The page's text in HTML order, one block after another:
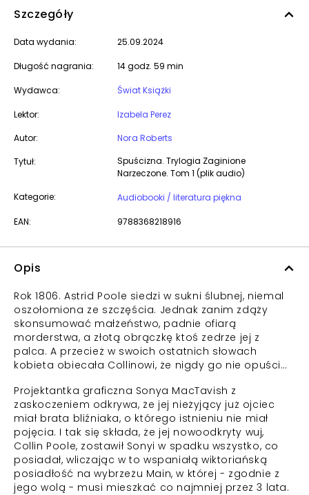
Szczegóły
Data wydania: 25.09.2024
Długość nagrania: 14 godz. 59 min
Wydawca: Świat Książki
Lektor:
Izabela Perez
Autor:
Nora Roberts
Tytuł:
Spuścizna. Trylogia Zaginione
Narzeczone. Tom 1 (plik audio)
Kategorie:
Audiobooki / literatura piękna
EAN: 9788368218916
Opis
Rok 1806. Astrid Poole siedzi w sukni ślubnej, niemal
oszołomiona ze szczęścia. Jednak zanim zdąży
skonsumować małżeństwo, padnie ofiarą
morderstwa, a złotą obrączkę ktoś zedrze jej z
palca. A przecież w swoich ostatnich słowach
kobieta obiecała Collinowi, że nigdy go nie opuści…
Projektantka graficzna Sonya MacTavish z
zaskoczeniem odkrywa, że jej nieżyjący już ojciec
miał brata bliźniaka, o którego istnieniu nie miał
pojęcia. I tak się składa, że jej nowoodkryty wuj,
Collin Poole, zostawił Sonyi w spadku wszystko, co
posiadał, wliczając w to wspaniałą wiktoriańską
posiadłość na wybrzeżu Main, w której - zgodnie z
jego wolą - musi mieszkać co najmniej przez 3 lata.